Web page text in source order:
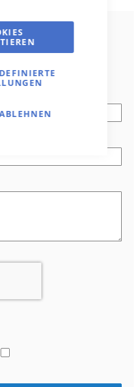
Knopf, inklusive
die Wand -- für